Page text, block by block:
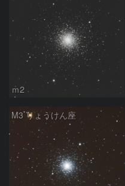
ｍ2
M3 りょうけん座